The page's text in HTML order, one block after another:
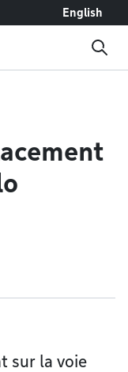
English
sur la voie